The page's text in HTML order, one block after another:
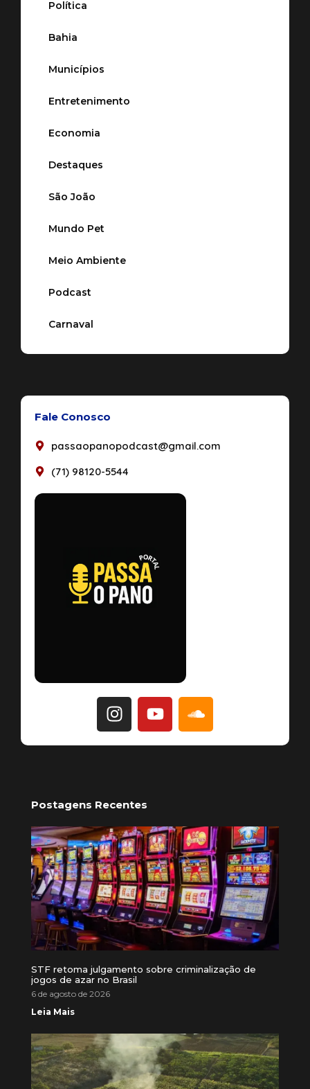
Política
Bahia
Municípios
Entretenimento
Economia
Destaques
São João
Mundo Pet
Meio Ambiente
Podcast
Carnaval
Fale Conosco
passaopanopodcast@gmail.com
(71) 98120-5544
Postagens Recentes
STF retoma julgamento sobre criminalização de
jogos de azar no Brasil
6 de agosto de 2026
Leia Mais